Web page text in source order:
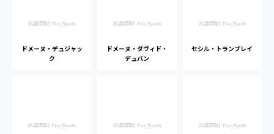
ドメーヌ・デュジャッ
ク
ドメーヌ・ダヴィド・
デュバン
セシル・トランブレイ